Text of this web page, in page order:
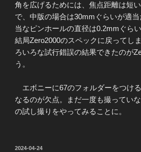
角を広げるためには、焦点距離は短
で、中版の場合は30mmぐらいが適
当なピンホールの直径は0.2mmぐら
結局Zero2000のスペックに戻ってし
ろいろな試行錯誤の結果できたのが
う。
エボニーに67のフォルダーをつけ
なるのが欠点。まだ一度も撮ってい
の試し撮りをやってみることに。
投
2024-04-24